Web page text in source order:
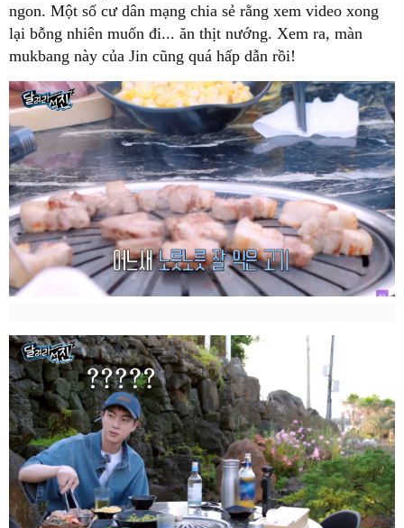
ngon. Một số cư dân mạng chia sẻ rằng xem video xong
lại bỗng nhiên muốn đi... ăn thịt nướng. Xem ra, màn
mukbang này của Jin cũng quá hấp dẫn rồi!